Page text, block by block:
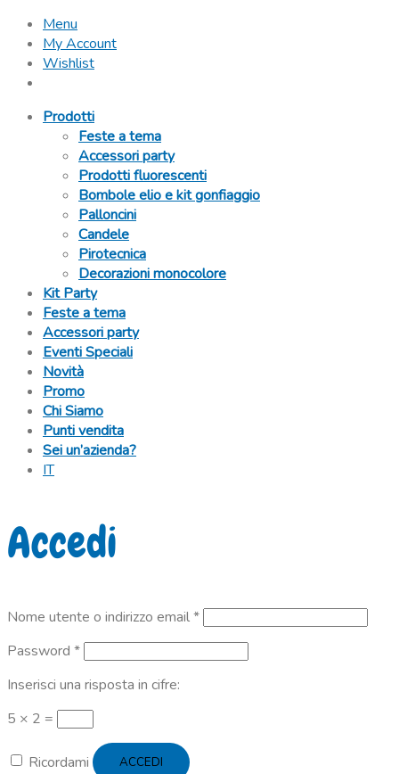
Menu
My Account
Wishlist
Prodotti
Feste a tema
Accessori party
Prodotti fluorescenti
Bombole elio e kit gonfiaggio
Palloncini
Candele
Pirotecnica
Decorazioni monocolore
Kit Party
Feste a tema
Accessori party
Eventi Speciali
Novità
Promo
Chi Siamo
Punti vendita
Sei un’azienda?
IT
Accedi
Nome utente o indirizzo email*Richiesto
Password *Richiesto
Inserisci una risposta in cifre:
5 × 2 =
Ricordami ACCEDI